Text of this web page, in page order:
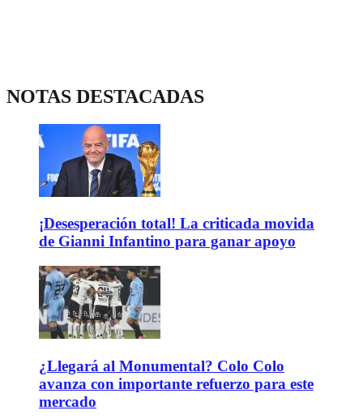
NOTAS DESTACADAS
¡Desesperación total! La criticada movida
de Gianni Infantino para ganar apoyo
¿Llegará al Monumental? Colo Colo
avanza con importante refuerzo para este
mercado